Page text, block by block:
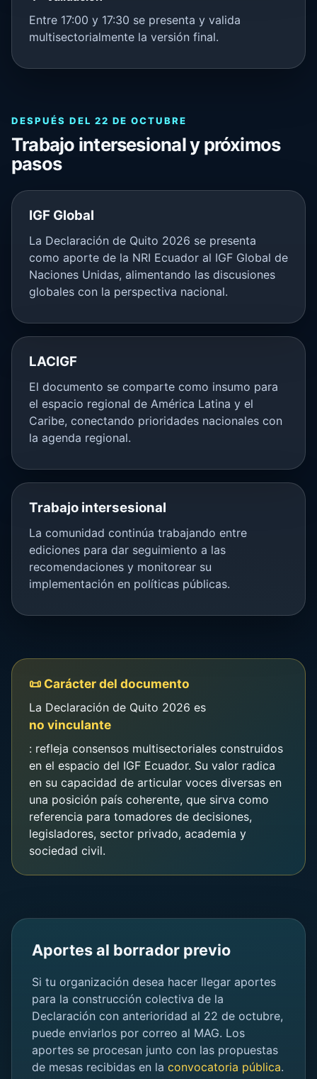
Entre 17:00 y 17:30 se presenta y valida
multisectorialmente la versión final.
DESPUÉS DEL 22 DE OCTUBRE
Trabajo intersesional y próximos
pasos
IGF Global
La Declaración de Quito 2026 se presenta
como aporte de la NRI Ecuador al IGF Global de
Naciones Unidas, alimentando las discusiones
globales con la perspectiva nacional.
LACIGF
El documento se comparte como insumo para
el espacio regional de América Latina y el
Caribe, conectando prioridades nacionales con
la agenda regional.
Trabajo intersesional
La comunidad continúa trabajando entre
ediciones para dar seguimiento a las
recomendaciones y monitorear su
implementación en políticas públicas.
📜 Carácter del documento
La Declaración de Quito 2026 es
no vinculante
: refleja consensos multisectoriales construidos
en el espacio del IGF Ecuador. Su valor radica
en su capacidad de articular voces diversas en
una posición país coherente, que sirva como
referencia para tomadores de decisiones,
legisladores, sector privado, academia y
sociedad civil.
Aportes al borrador previo
Si tu organización desea hacer llegar aportes
para la construcción colectiva de la
Declaración con anterioridad al 22 de octubre,
puede enviarlos por correo al MAG. Los
aportes se procesan junto con las propuestas
de mesas recibidas en la convocatoria pública.